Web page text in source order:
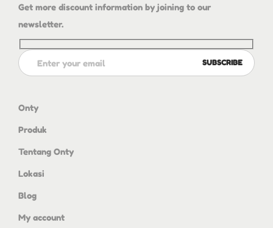
Get more discount information by joining to our
newsletter.
Onty
Produk
Tentang Onty
Lokasi
Blog
My account